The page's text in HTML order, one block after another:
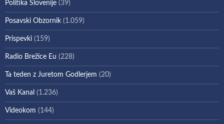
Politika Slovenije (39)
Posavski Obzornik (1.059)
Prispevki (159)
Radio Brežice Eu (228)
Ta teden z Juretom Godlerjem (20)
Vaš Kanal (1.236)
Videokom (144)